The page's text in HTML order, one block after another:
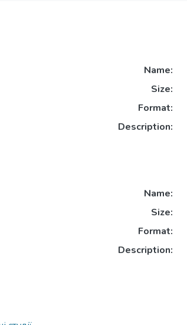
Name:
Size:
Format:
Description:
Name:
Size:
Format:
Description: